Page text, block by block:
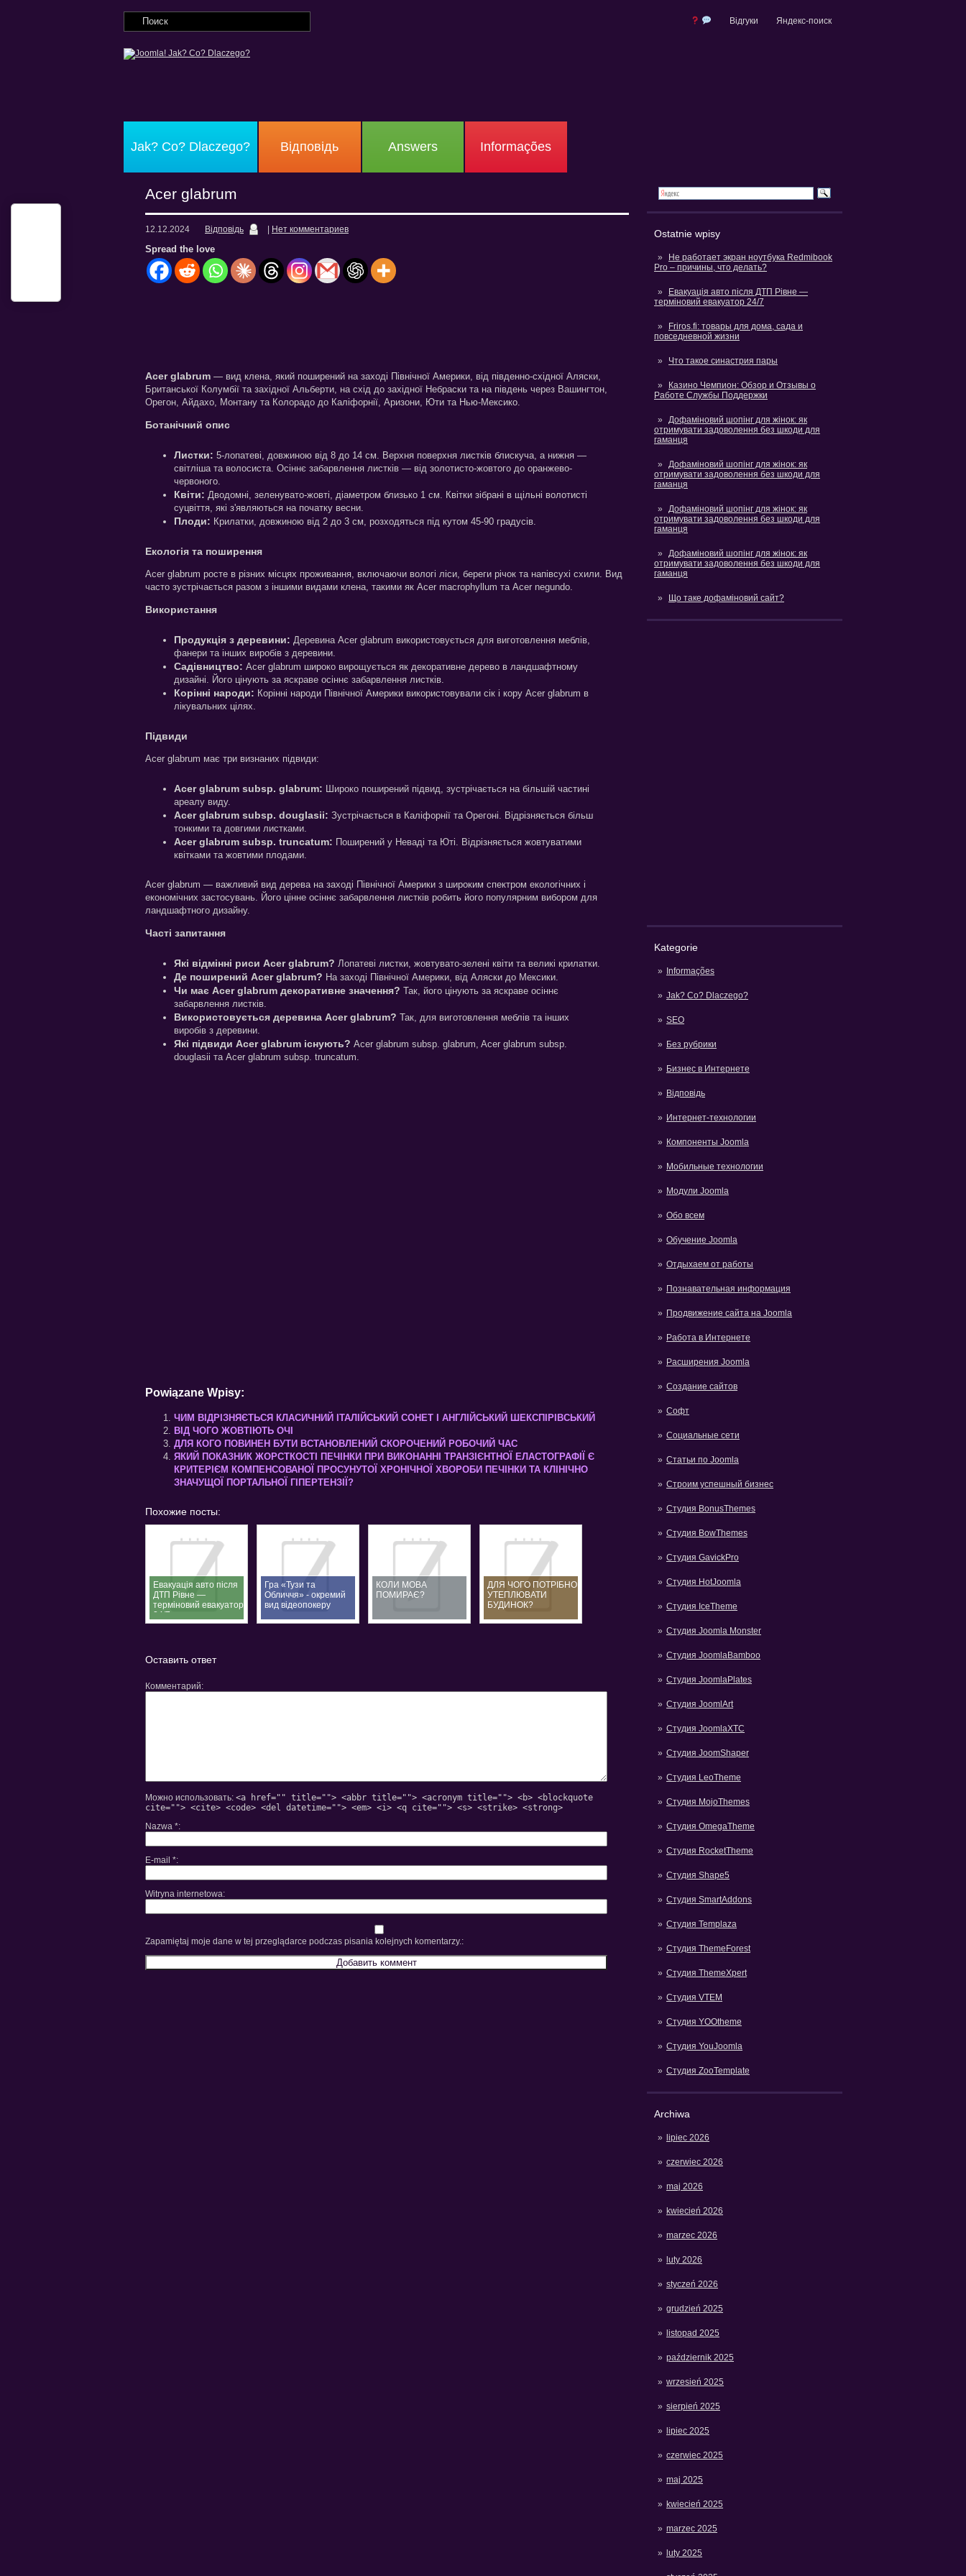
Відгуки Яндекс-поиск
Jak? Co? Dlaczego? Відповідь Answers Informações
Ostatnie wpisy
Не работает экран ноутбука Redmibook
Pro – причины, что делать?
Евакуація авто після ДТП Рівне —
терміновий евакуатор 24/7
Friros.fi: товары для дома, сада и
повседневной жизни
Что такое синастрия пары
Казино Чемпион: Обзор и Отзывы о
Работе Службы Поддержки
Дофаміновий шопінг для жінок: як
отримувати задоволення без шкоди для
гаманця
Дофаміновий шопінг для жінок: як
отримувати задоволення без шкоди для
гаманця
Дофаміновий шопінг для жінок: як
отримувати задоволення без шкоди для
гаманця
Дофаміновий шопінг для жінок: як
отримувати задоволення без шкоди для
гаманця
Що таке дофаміновий сайт?
Kategorie
Informações
Jak? Co? Dlaczego?
SEO
Без рубрики
Бизнес в Интернете
Відповідь
Интернет-технологии
Компоненты Joomla
Мобильные технологии
Модули Joomla
Обо всем
Обучение Joomla
Отдыхаем от работы
Познавательная информация
Продвижение сайта на Joomla
Работа в Интернете
Расширения Joomla
Создание сайтов
Софт
Социальные сети
Статьи по Joomla
Строим успешный бизнес
Студия BonusThemes
Студия BowThemes
Студия GavickPro
Студия HotJoomla
Студия IceTheme
Студия Joomla Monster
Студия JoomlaBamboo
Студия JoomlaPlates
Студия JoomlArt
Студия JoomlaXTC
Студия JoomShaper
Студия LeoTheme
Студия MojoThemes
Студия OmegaTheme
Студия RocketTheme
Студия Shape5
Студия SmartAddons
Студия Templaza
Студия ThemeForest
Студия ThemeXpert
Студия VTEM
Студия YOOtheme
Студия YouJoomla
Студия ZooTemplate
Archiwa
lipiec 2026
czerwiec 2026
maj 2026
kwiecień 2026
marzec 2026
luty 2026
styczeń 2026
grudzień 2025
listopad 2025
październik 2025
wrzesień 2025
sierpień 2025
lipiec 2025
czerwiec 2025
maj 2025
kwiecień 2025
marzec 2025
luty 2025
Acer glabrum
12.12.2024 Відповідь Нет комментариев
Spread the love
Acer glabrum — вид клена, який поширений на заході Північної Америки, від південно-східної Аляски,
Британської Колумбії та західної Альберти, на схід до західної Небраски та на південь через Вашингтон,
Орегон, Айдахо, Монтану та Колорадо до Каліфорнії, Аризони, Юти та Нью-Мексико.
Ботанічний опис
Листки: 5-лопатеві, довжиною від 8 до 14 см. Верхня поверхня листків блискуча, а нижня —
світліша та волосиста. Осіннє забарвлення листків — від золотисто-жовтого до оранжево-
червоного.
Квіти: Дводомні, зеленувато-жовті, діаметром близько 1 см. Квітки зібрані в щільні волотисті
суцвіття, які з'являються на початку весни.
Плоди: Крилатки, довжиною від 2 до 3 см, розходяться під кутом 45-90 градусів.
Екологія та поширення
Acer glabrum росте в різних місцях проживання, включаючи вологі ліси, береги річок та напівсухі схили. Вид
часто зустрічається разом з іншими видами клена, такими як Acer macrophyllum та Acer negundo.
Використання
Продукція з деревини: Деревина Acer glabrum використовується для виготовлення меблів,
фанери та інших виробів з деревини.
Садівництво: Acer glabrum широко вирощується як декоративне дерево в ландшафтному
дизайні. Його цінують за яскраве осіннє забарвлення листків.
Корінні народи: Корінні народи Північної Америки використовували сік і кору Acer glabrum в
лікувальних цілях.
Підвиди
Acer glabrum має три визнаних підвиди:
Acer glabrum subsp. glabrum: Широко поширений підвид, зустрічається на більшій частині
ареалу виду.
Acer glabrum subsp. douglasii: Зустрічається в Каліфорнії та Орегоні. Відрізняється більш
тонкими та довгими листками.
Acer glabrum subsp. truncatum: Поширений у Неваді та Юті. Відрізняється жовтуватими
квітками та жовтими плодами.
Acer glabrum — важливий вид дерева на заході Північної Америки з широким спектром екологічних і
економічних застосувань. Його цінне осіннє забарвлення листків робить його популярним вибором для
ландшафтного дизайну.
Часті запитання
Які відмінні риси Acer glabrum? Лопатеві листки, жовтувато-зелені квіти та великі крилатки.
Де поширений Acer glabrum? На заході Північної Америки, від Аляски до Мексики.
Чи має Acer glabrum декоративне значення? Так, його цінують за яскраве осіннє
забарвлення листків.
Використовується деревина Acer glabrum? Так, для виготовлення меблів та інших
виробів з деревини.
Які підвиди Acer glabrum існують? Acer glabrum subsp. glabrum, Acer glabrum subsp.
douglasii та Acer glabrum subsp. truncatum.
Powiązane Wpisy:
ЧИМ ВІДРІЗНЯЄТЬСЯ КЛАСИЧНИЙ ІТАЛІЙСЬКИЙ СОНЕТ І АНГЛІЙСЬКИЙ ШЕКСПІРІВСЬКИЙ
ВІД ЧОГО ЖОВТІЮТЬ ОЧІ
ДЛЯ КОГО ПОВИНЕН БУТИ ВСТАНОВЛЕНИЙ СКОРОЧЕНИЙ РОБОЧИЙ ЧАС
ЯКИЙ ПОКАЗНИК ЖОРСТКОСТІ ПЕЧІНКИ ПРИ ВИКОНАННІ ТРАНЗІЄНТНОЇ ЕЛАСТОГРАФІЇ Є
КРИТЕРІЄМ КОМПЕНСОВАНОЇ ПРОСУНУТОЇ ХРОНІЧНОЇ ХВОРОБИ ПЕЧІНКИ ТА КЛІНІЧНО
ЗНАЧУЩОЇ ПОРТАЛЬНОЇ ГІПЕРТЕНЗІЇ?
Похожие посты:
Евакуація авто після
ДТП Рівне —
терміновий евакуатор
24/7
Гра «Тузи та
Обличчя» - окремий
вид відеопокеру
КОЛИ МОВА
ПОМИРАЄ?
ДЛЯ ЧОГО ПОТРІБНО
УТЕПЛЮВАТИ
БУДИНОК?
Оставить ответ
Комментарий
Можно использовать: <a href="" title=""> <abbr title=""> <acronym title=""> <b> <blockquote
cite=""> <cite> <code> <del datetime=""> <em> <i> <q cite=""> <s> <strike> <strong>
Nazwa *
E-mail *
Witryna internetowa
Zapamiętaj moje dane w tej przeglądarce podczas pisania kolejnych komentarzy.